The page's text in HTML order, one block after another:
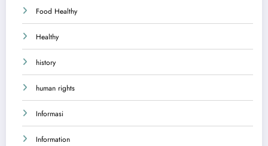
Food Healthy
Healthy
history
human rights
Informasi
Information